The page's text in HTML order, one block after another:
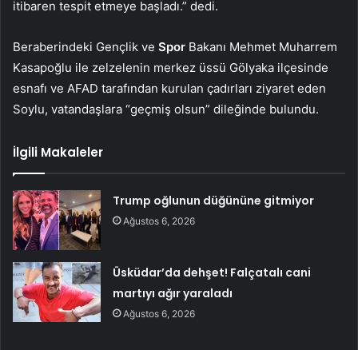
itibaren tespit etmeye başladı.” dedi.
Beraberindeki Gençlik ve Spor Bakanı Mehmet Muharrem
Kasapoğlu ile zelzelenin merkez üssü Gölyaka ilçesinde
esnafı ve AFAD tarafından kurulan çadırları ziyaret eden
Soylu, vatandaşlara “geçmiş olsun” dileğinde bulundu.
İlgili Makaleler
Trump oğlunun düğününe gitmiyor
Ağustos 6, 2026
Üsküdar’da dehşet! Falçatalı cani
martıyı ağır yaraladı
Ağustos 6, 2026